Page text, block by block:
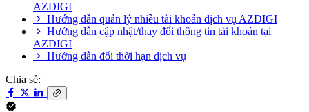
AZDIGI
Hướng dẫn quản lý nhiều tài khoản dịch vụ AZDIGI
Hướng dẫn cập nhật/thay đổi thông tin tài khoản tại
AZDIGI
Hướng dẫn đổi thời hạn dịch vụ
Chia sẻ: